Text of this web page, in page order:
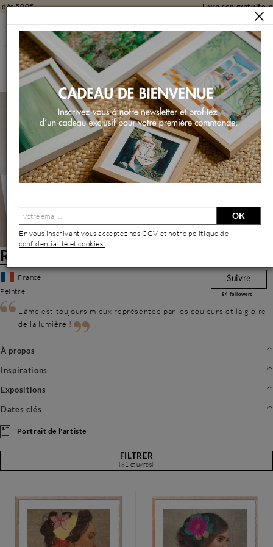
Livraisongratuiteen galerie
ARTISTES ROSÂNGELA
Rosângela | Artiste Contemporain : Oeuvres & Biographie
Rosângela
France
Peintre
Suivre
84 followers !
L'âme est toujours mieux représentée par les couleurs et la gloire
de la lumière !
À propos
Inspirations
Expositions
Dates clés
Portrait de l'artiste
FILTRER
(81 œuvres)
OK
En vous inscrivant vous acceptez nosCGV et notre politique de
confidentialité et cookies.